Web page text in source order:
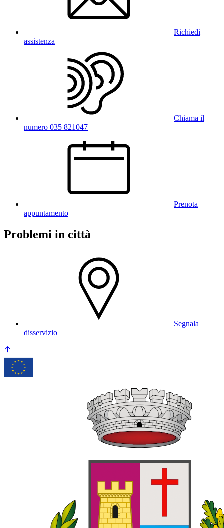
Richiedi
assistenza
Chiama il
numero 035 821047
Prenota
appuntamento
Problemi in città
Segnala
disservizio